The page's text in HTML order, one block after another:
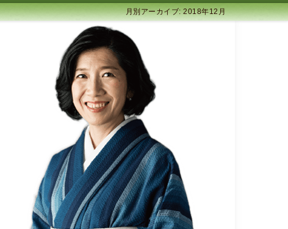
月別アーカイブ: 2018年12月